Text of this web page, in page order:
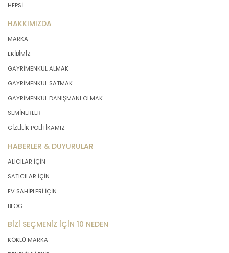
HEPSİ
HAKKIMIZDA
MARKA
EKİBİMİZ
GAYRİMENKUL ALMAK
GAYRİMENKUL SATMAK
GAYRİMENKUL DANIŞMANI OLMAK
SEMİNERLER
GİZLİLİK POLİTİKAMIZ
HABERLER & DUYURULAR
ALICILAR İÇİN
SATICILAR İÇİN
EV SAHİPLERİ İÇİN
BLOG
BİZİ SEÇMENİZ İÇİN 10 NEDEN
KÖKLÜ MARKA